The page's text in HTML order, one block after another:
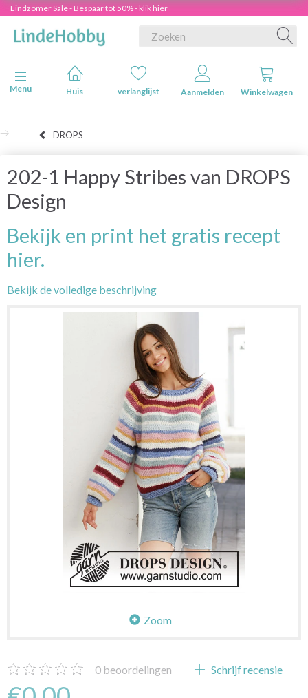
Eindzomer Sale - Bespaar tot 50% - klik hier
Navigatie in-/uitschakelen
Menu
Huis verlanglijst Aanmelden Winkelwagen
DROPS
202-1 Happy Stribes van DROPS
Design
Bekijk en print het gratis recept
hier.
Bekijk de volledige beschrijving
Zoom
0 beoordelingen Schrijf recensie